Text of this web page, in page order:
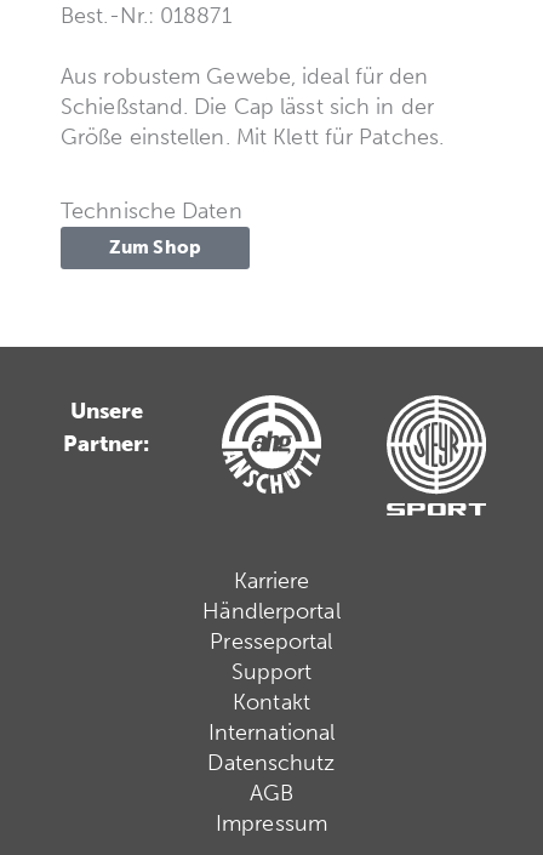
Best.-Nr.: 018871
Aus robustem Gewebe, ideal für den
Schießstand. Die Cap lässt sich in der
Größe einstellen. Mit Klett für Patches.
Technische Daten
Zum Shop
Unsere
Partner:
Karriere
Händlerportal
Presseportal
Support
Kontakt
International
Datenschutz
AGB
Impressum